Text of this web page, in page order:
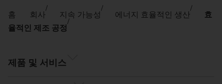
홈 회사 지속 가능성 에너지 효율적인 생산
효
율적인 제조 공정
제품 및 서비스